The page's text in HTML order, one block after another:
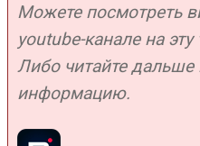
Можете посмотреть
youtube-канале на эту
Либо читайте
информацию.